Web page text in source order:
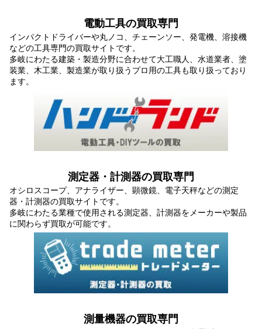
電動工具の買取専門
インパクトドライバーや丸ノコ、チェーンソー、発電機、溶接機
などの工具専門の買取サイトです。
多岐にわたる建築・製造分野に合わせて大工職人、水道業者、塗
装業、木工業、製造業が取り扱うプロ用の工具も取り扱っており
ます。
測定器・計測器の買取専門
オシロスコープ、アナライザー、顕微鏡、電子天秤などの測定
器・計測器の買取サイトです。
多岐にわたる業種で使用される測定器、計測器をメーカーや製品
に関わらず買取が可能です。
測量機器の買取専門